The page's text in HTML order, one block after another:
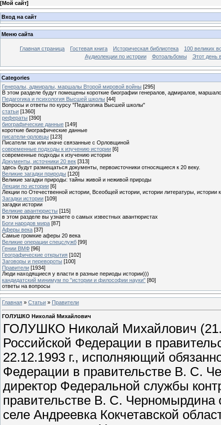
[Мой сайт]
Вход на сайт
Меню сайта
Главная страница Гостевая книга Историческая библиотека
100 великих
Аудиолекции по истории
Фотоальбомы Этот день
Categories
Генералы, адмиралы, маршалы Второй мировой войны [295]
В этом разделе будут помещены короткие биографии генералов, адмиралов,
Педагогика и психология Высшей школы [44]
Вопросы и ответы по курсу "Педагогика Высшей школы"
статьи [1360]
рефераты [390]
биографические данные [149]
короткие биографические данные
писатели-орловцы [123]
Писатели так или иначе связанные с Орловщиной
современные подходы к изучению истории [6]
современные подходы к изучению истории
Документы, источники 20 век [313]
здесь будут размещаться документы, первоисточники относящиеся к 20 веку.
Великие загадки природы [120]
Великие загадки природы: тайны живой и неживой природы
Лекции по истории [6]
Лекции по Отечественной истории, Всеобщей истории, истории литературы, истории
Загадки истории [109]
загадки истории
Великие авантюристы [115]
в этом разделе вы узнаете о самых известных авантюристах
Боги народов мира [87]
Аферы века [37]
Самые громкие аферы 20 века
Великие операции спецслужб [99]
Гении ВМФ [96]
Географические открытия [102]
Заговоры и перевороты [100]
Правители [1934]
Люди находящиеся у власти в разные периоды истории)))
кандидатский минимум по "истории и философии науки" [80]
ответы на вопросы
Главная » Статьи » Правители
ГОЛУШКО Николай Михайлович
ГОЛУШКО Николай Михайлович
Российской Федерации в
22.12.1993 г., исполняющий
Федерации в правительстве В. С.
директор Федеральной службы
правительстве В. С. Черномырдина
селе Андреевка Кокчетавской